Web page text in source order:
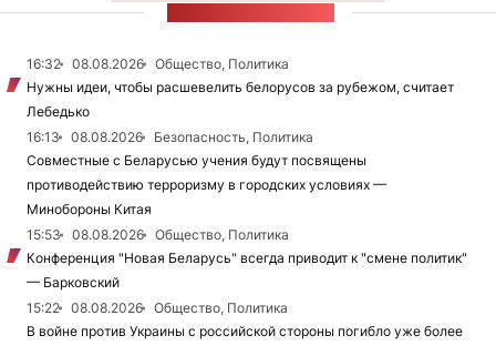
16:32 08.08.2026
Общество, Политика
Нужны идеи, чтобы расшевелить белорусов за рубежом, считает
Лебедько
16:13
08.08.2026
Безопасность, Политика
Совместные с Беларусью учения будут посвящены
противодействию терроризму в городских условиях —
Минобороны Китая
15:53
08.08.2026
Общество, Политика
Конференция "Новая Беларусь" всегда приводит к "смене политик"
— Барковский
15:22
08.08.2026
Общество, Политика
В войне против Украины с российской стороны погибло уже более